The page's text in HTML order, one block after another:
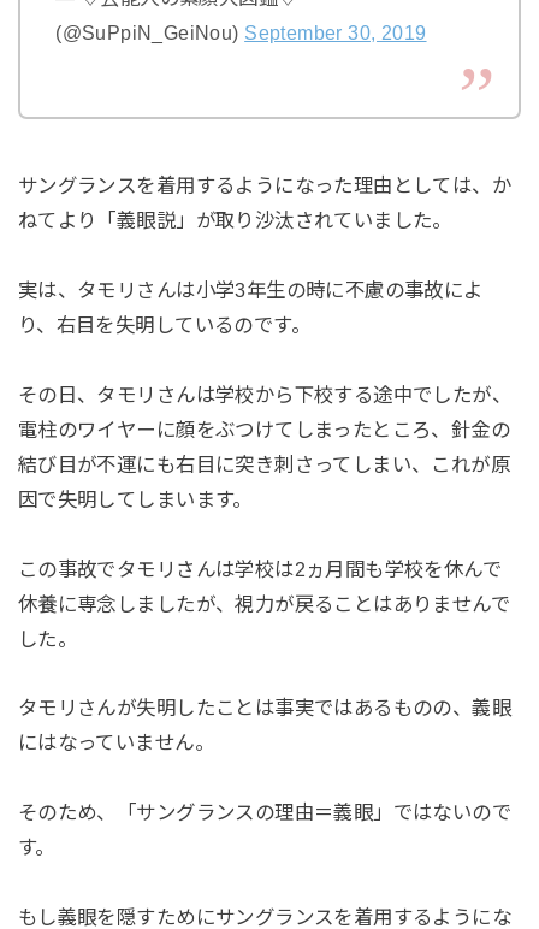
(@SuPpiN_GeiNou) September 30, 2019
サングランスを着用するようになった理由としては、か
ねてより「義眼説」が取り沙汰されていました。
実は、タモリさんは小学3年生の時に不慮の事故によ
り、右目を失明しているのです。
その日、タモリさんは学校から下校する途中でしたが、
電柱のワイヤーに顔をぶつけてしまったところ、針金の
結び目が不運にも右目に突き刺さってしまい、これが原
因で失明してしまいます。
この事故でタモリさんは学校は2ヵ月間も学校を休んで
休養に専念しましたが、視力が戻ることはありませんで
した。
タモリさんが失明したことは事実ではあるものの、義眼
にはなっていません。
そのため、「サングランスの理由＝義眼」ではないので
す。
もし義眼を隠すためにサングランスを着用するようにな